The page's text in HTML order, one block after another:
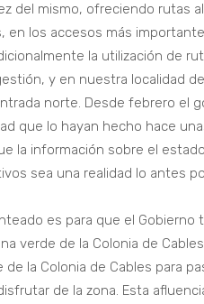
del mismo, ofreciendo rutas
en los accesos más
la utilización de
y en nuestra localidad
norte. Desde febrero el
que lo hayan hecho hace
la información sobre el
sea una realidad lo antes
es para que el Gobierno
verde de la Colonia de
la Colonia de Cables para
de la zona. Esta